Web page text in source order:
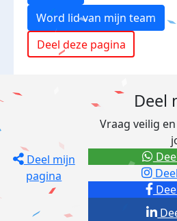
Word lid van mijn team
Deel deze pagina
Deel mijn
pagina
Deel
Vraag veilig